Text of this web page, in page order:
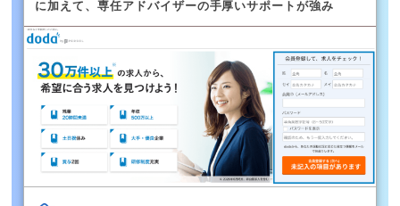
に加えて、専任アドバイザーの手厚いサポートが強み